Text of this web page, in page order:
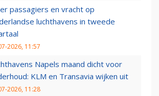
passagiers en vracht op
luchthavens in tweede
2026, 11:57
Napels maand dicht voor
KLM en Transavia wijken uit
2026, 11:28